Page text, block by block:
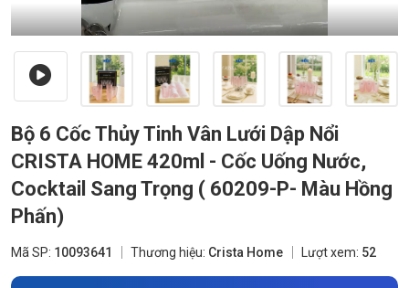
Bộ 6 Cốc Thủy Tinh Vân Lưới Dập Nổi
CRISTA HOME 420ml - Cốc Uống Nước,
Cocktail Sang Trọng ( 60209-P- Màu Hồng
Phấn)
Mã SP: 10093641 Thương hiệu: Crista Home Lượt xem: 52